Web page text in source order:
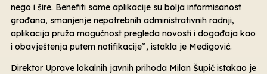
nego i šire. Benefiti same aplikacije su bolja informisanost
građana, smanjenje nepotrebnih administrativnih radnji,
aplikacija pruža mogućnost pregleda novosti i događaja kao
i obavještenja putem notifikacije”, istakla je Medigović.
Direktor Uprave lokalnih javnih prihoda Milan Šupić istakao je